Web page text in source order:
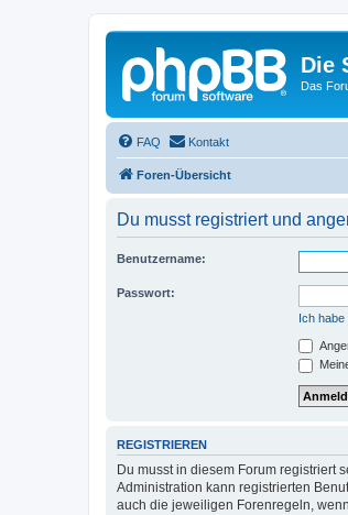
Die
Das
FAQ Kontakt
Foren-Übersicht
Du musst registriert und
Benutzername:
Passwort:
Ich
REGISTRIEREN
Du musst in diesem Forum registriert
Administration kann registrierten
auch die jeweiligen Forenregeln,